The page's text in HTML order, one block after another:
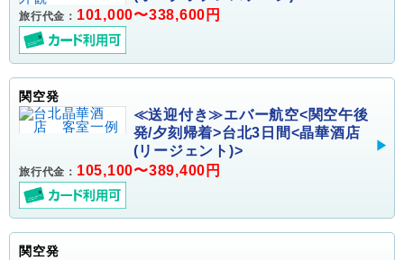
旅行代金： 101,000〜338,600円
関空発
≪送迎付き≫エバー航空<関空午後
発/夕刻帰着>台北3日間<晶華酒店
(リージェント)>
旅行代金： 105,100〜389,400円
関空発